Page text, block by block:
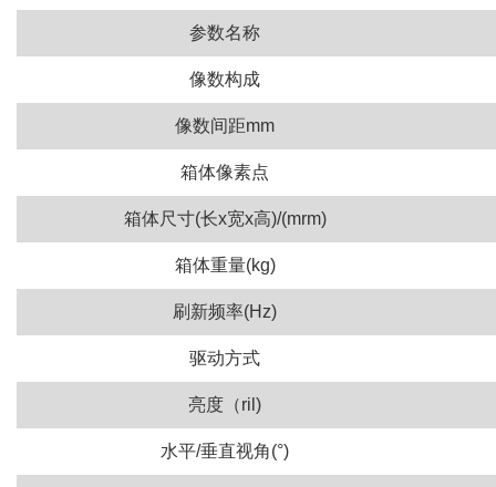
参数名称
像数构成
像数间距mm
箱体像素点
箱体尺寸(长x宽x高)/(mrm)
箱体重量(kg)
刷新频率(Hz)
驱动方式
亮度（ril)
水平/垂直视角(°)